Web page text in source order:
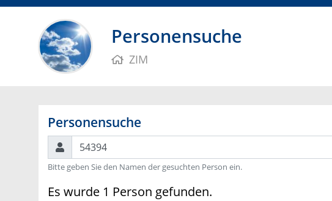
Personensuche
ZIM
Personensuche
Suchen
Bitte geben Sie den Namen der gesuchten Person ein.
Es wurde 1 Person gefunden.